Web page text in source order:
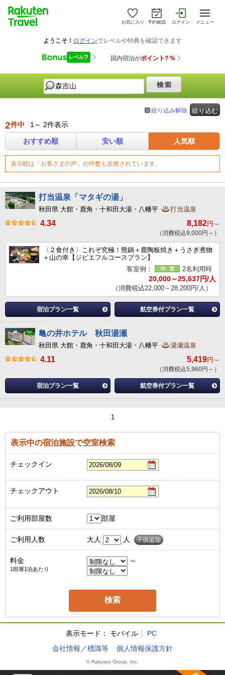
お気に入り 予約確認 ログイン メニュー
絞り込む
絞り込み解除
2件中 1～ 2件表示
おすすめ順 安い順 人気順
表示順は「お客さまの声」の件数も反映されています。
打当温泉「マタギの湯」
秋田県 大館・鹿角・十和田大湯・八幡平 打当温泉
4.34 8,182円～
（消費税込9,000円～）
〈２食付き〉これぞ究極！熊鍋＋鹿陶板焼き＋うさぎ煮物
＋山の幸【ジビエフルコースプラン】
客室例：
2名利用時
20,000～25,637円/人
（消費税込22,000～28,200円/人）
宿泊プラン一覧 航空券付プラン一覧
亀の井ホテル 秋田湯瀬
秋田県 大館・鹿角・十和田大湯・八幡平 湯瀬温泉
4.11 5,419円～
（消費税込5,960円～）
宿泊プラン一覧 航空券付プラン一覧
1
表示中の宿泊施設で空室検索
チェックイン
チェックアウト
ご利用部屋数 部屋
ご利用人数 大人 人 子供追加
料金
1部屋1泊あたり
～
表示モード： モバイル
PC
会社情報／標識等
個人情報保護方針
© Rakuten Group, Inc.